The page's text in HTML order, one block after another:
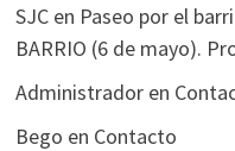
SJCen Paseo por el
BARRIO (6 de mayo).
Administradoren
Bego en Contacto